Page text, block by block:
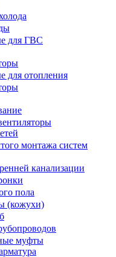
для ГВС
для отопления
монтажа систем
канализации
пола
(кожухи)
муфты